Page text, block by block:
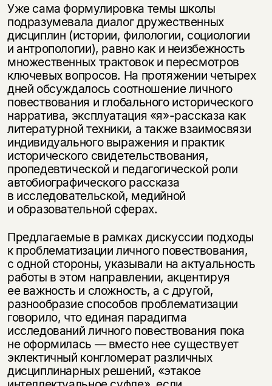
Уже сама формулировка темы школы
подразумевала диалог дружественных
дисциплин (истории, филологии, социологии
и антропологии), равно как и неизбежность
множественных трактовок и пересмотров
ключевых вопросов. На протяжении четырех
дней обсуждалось соотношение личного
повествования и глобального исторического
нарратива, эксплуатация «я»-рассказа как
литературной техники, а также взаимосвязи
индивидуального выражения и практик
исторического свидетельствования,
пропедевтической и педагогической роли
автобиографического рассказа
в исследовательской, медийной
и образовательной сферах.
Предлагаемые в рамках дискуссии подходы
к проблематизации личного повествования,
с одной стороны, указывали на актуальность
работы в этом направлении, акцентируя
ее важность и сложность, а с другой,
разнообразие способов проблематизации
говорило, что единая парадигма
исследований личного повествования пока
не оформилась — вместо нее существует
эклектичный конгломерат различных
дисциплинарных решений, «этакое